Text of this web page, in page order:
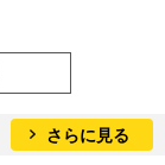
さらに見る